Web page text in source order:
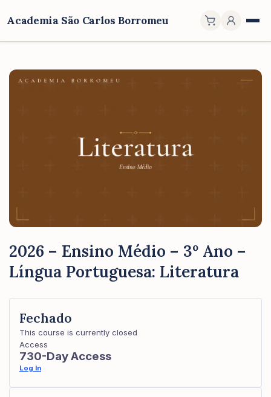
Academia São Carlos Borromeu
2026 – Ensino Médio – 3º Ano –
Língua Portuguesa: Literatura
Fechado
This course is currently closed
Access
730-Day Access
Log In